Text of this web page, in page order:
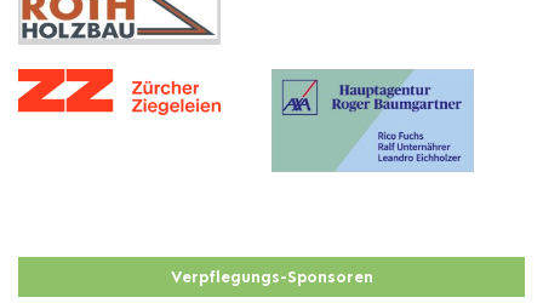
Verpflegungs-Sponsoren